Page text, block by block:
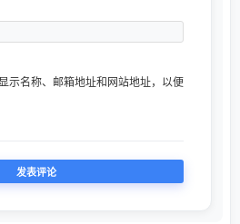
示名称、邮箱地址和网站地址，以便